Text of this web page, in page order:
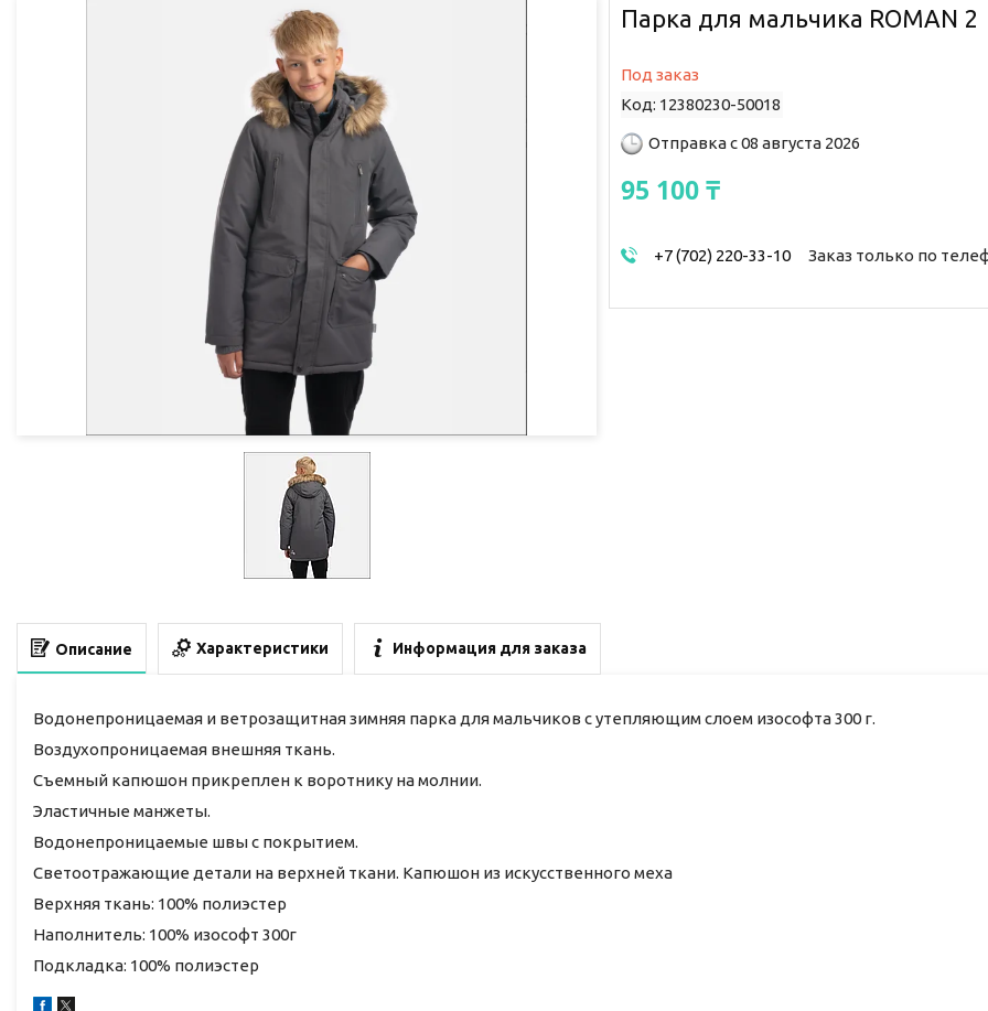
Парка для мальчика ROMAN 2
Под заказ
Код: 12380230-50018
Отправка с 08 августа 2026
95 100 ₸
+7 (702) 220-33-10 Заказ только по
Описание Характеристики Информация для заказа
Водонепроницаемая и ветрозащитная зимняя парка для мальчиков с утепляющим слоем изософта 300 г.
Воздухопроницаемая внешняя ткань.
Съемный капюшон прикреплен к воротнику на молнии.
Эластичные манжеты.
Водонепроницаемые швы с покрытием.
Светоотражающие детали на верхней ткани. Капюшон из искусственного меха
Верхняя ткань: 100% полиэстер
Наполнитель: 100% изософт 300г
Подкладка: 100% полиэстер